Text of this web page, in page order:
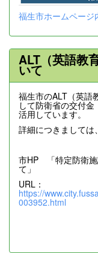
福生市ホームページ
ALT（英語教
いて
福生市のALT（英語
して防衛省の交付
活用しています。
詳細につきましては
市HP 「特定防衛施
て」
URL：
https://
003952.html